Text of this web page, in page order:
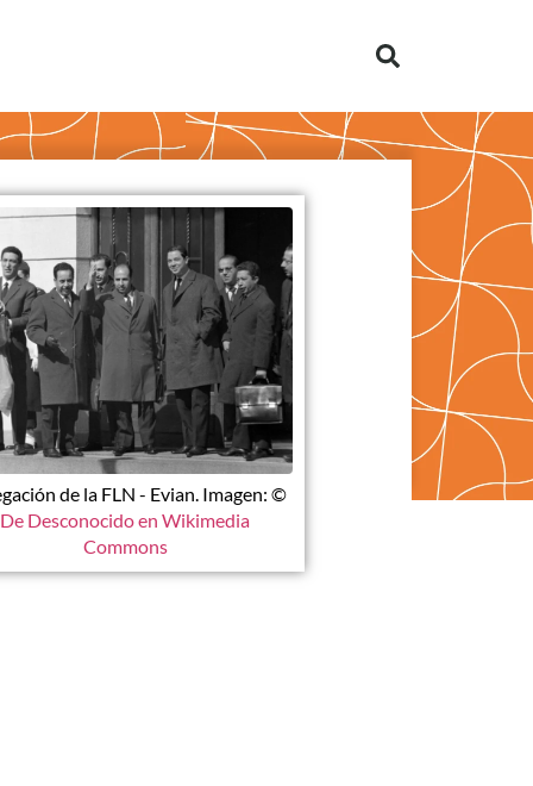
de la FLN - Evian. Imagen: ©
De Desconocido en Wikimedia
Commons